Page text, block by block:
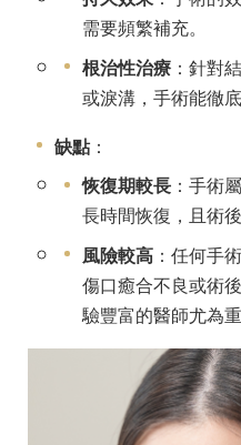
需要頻繁補充。
根治性治療：針對
或淚溝，手術能徹
缺點 ：
恢復期較長：手術
長時間恢復，且術
風險較高：任何手
傷口癒合不良或術
驗豐富的醫師尤為重